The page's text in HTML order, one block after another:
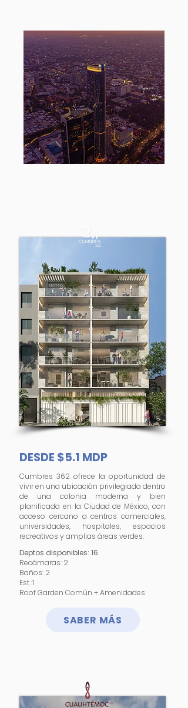
DESDE $5.1 MDP
Cumbres 362 ofrece la oportunidad de
vivir en una ubicación privilegiada dentro
de una colonia moderna y bien
planificada en la Ciudad de México, con
acceso cercano a centros comerciales,
universidades, hospitales, espacios
recreativos y amplias áreas verdes.
Deptos disponibles: 16
Recámaras: 2
Baños: 2
Est :1
Roof Garden Común + Amenidades
SABER MÁS